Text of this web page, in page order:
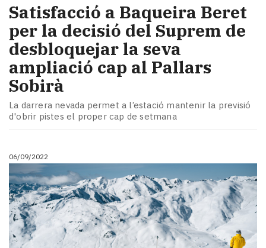
Satisfacció a Baqueira Beret
per la decisió del Suprem de
desbloquejar la seva
ampliació cap al Pallars
Sobirà
La darrera nevada permet a l’estació mantenir la previsió
d'obrir pistes el proper cap de setmana
06/09/2022